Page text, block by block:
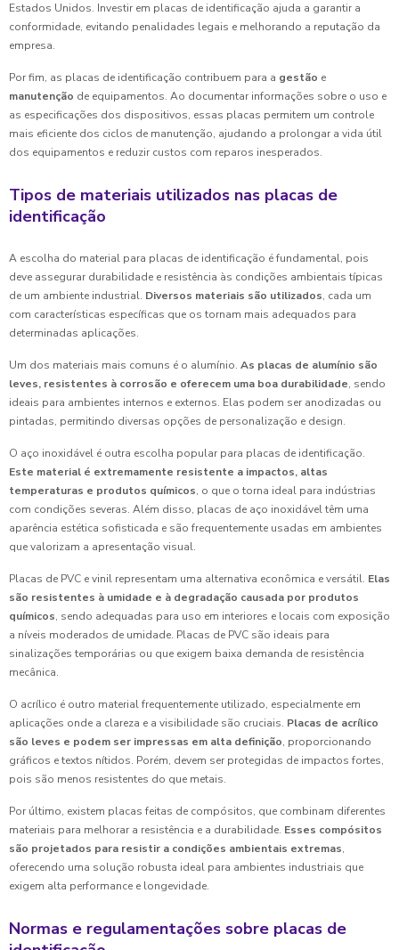
Estados Unidos. Investir em placas de identificação ajuda a garantir a
conformidade, evitando penalidades legais e melhorando a reputação da
empresa.
Por fim, as placas de identificação contribuem para a gestão e
manutenção de equipamentos. Ao documentar informações sobre o uso e
as especificações dos dispositivos, essas placas permitem um controle
mais eficiente dos ciclos de manutenção, ajudando a prolongar a vida útil
dos equipamentos e reduzir custos com reparos inesperados.
Tipos de materiais utilizados nas placas de
identificação
A escolha do material para placas de identificação é fundamental, pois
deve assegurar durabilidade e resistência às condições ambientais típicas
de um ambiente industrial. Diversos materiais são utilizados, cada um
com características específicas que os tornam mais adequados para
determinadas aplicações.
Um dos materiais mais comuns é o alumínio. As placas de alumínio são
leves, resistentes à corrosão e oferecem uma boa durabilidade, sendo
ideais para ambientes internos e externos. Elas podem ser anodizadas ou
pintadas, permitindo diversas opções de personalização e design.
O aço inoxidável é outra escolha popular para placas de identificação.
Este material é extremamente resistente a impactos, altas
temperaturas e produtos químicos, o que o torna ideal para indústrias
com condições severas. Além disso, placas de aço inoxidável têm uma
aparência estética sofisticada e são frequentemente usadas em ambientes
que valorizam a apresentação visual.
Placas de PVC e vinil representam uma alternativa econômica e versátil. Elas
são resistentes à umidade e à degradação causada por produtos
químicos, sendo adequadas para uso em interiores e locais com exposição
a níveis moderados de umidade. Placas de PVC são ideais para
sinalizações temporárias ou que exigem baixa demanda de resistência
mecânica.
O acrílico é outro material frequentemente utilizado, especialmente em
aplicações onde a clareza e a visibilidade são cruciais. Placas de acrílico
são leves e podem ser impressas em alta definição, proporcionando
gráficos e textos nítidos. Porém, devem ser protegidas de impactos fortes,
pois são menos resistentes do que metais.
Por último, existem placas feitas de compósitos, que combinam diferentes
materiais para melhorar a resistência e a durabilidade. Esses compósitos
são projetados para resistir a condições ambientais extremas,
oferecendo uma solução robusta ideal para ambientes industriais que
exigem alta performance e longevidade.
Normas e regulamentações sobre placas de